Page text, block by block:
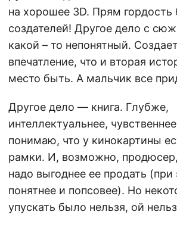
на хорошее 3D. Прям гордость
создателей! Другое дело с
какой – то непонятный.
впечатление, что и вторая
место быть. А мальчик все
Другое дело — книга. Глубже,
интеллектуальнее,
понимаю, что у кинокартины
рамки. И, возможно,
надо выгоднее ее продать (при
понятнее и попсовее). Но
упускать было нельзя, ой